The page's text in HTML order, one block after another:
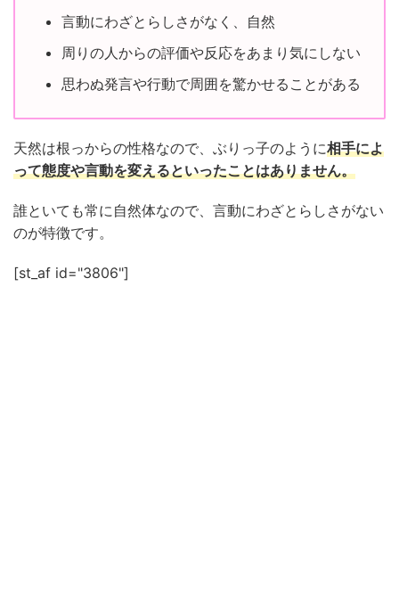
言動にわざとらしさがなく、自然
周りの人からの評価や反応をあまり気にしない
思わぬ発言や行動で周囲を驚かせることがある
天然は根っからの性格なので、ぶりっ子のように相手によ
って態度や言動を変えるといったことはありません。
誰といても常に自然体なので、言動にわざとらしさがない
のが特徴です。
[st_af id="3806"]